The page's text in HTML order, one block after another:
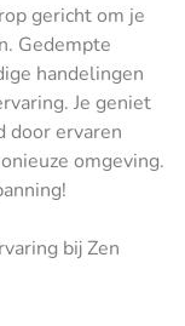
gericht om je
Gedempte
handelingen
Je geniet
door ervaren
omgeving.
bij Zen